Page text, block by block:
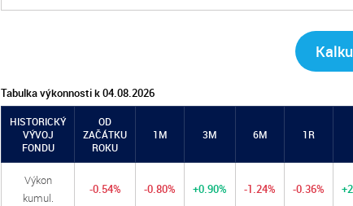
Tabulka výkonnosti k 04.08.2026
HISTORICKÝ
VÝVOJ
FONDU
OD
ZAČÁTKU
ROKU
1M 3M 6M 1R
Výkon
kumul.
-0.54% -0.80% +0.90% -1.24% -0.36%